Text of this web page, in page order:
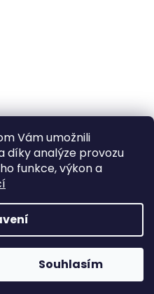
Vám umožnili
díky analýze provozu
funkce, výkon a
Souhlasím
Shoptet
. Všechna práva
nastavení cookies